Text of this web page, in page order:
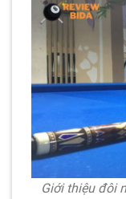
Giới thiệu đôi